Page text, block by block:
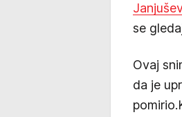
se
Ovaj
da je